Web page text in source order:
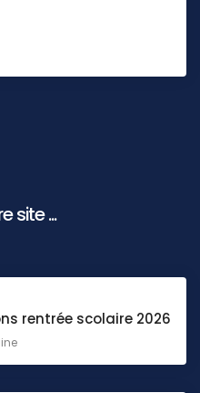
site ...
rentrée scolaire 2026